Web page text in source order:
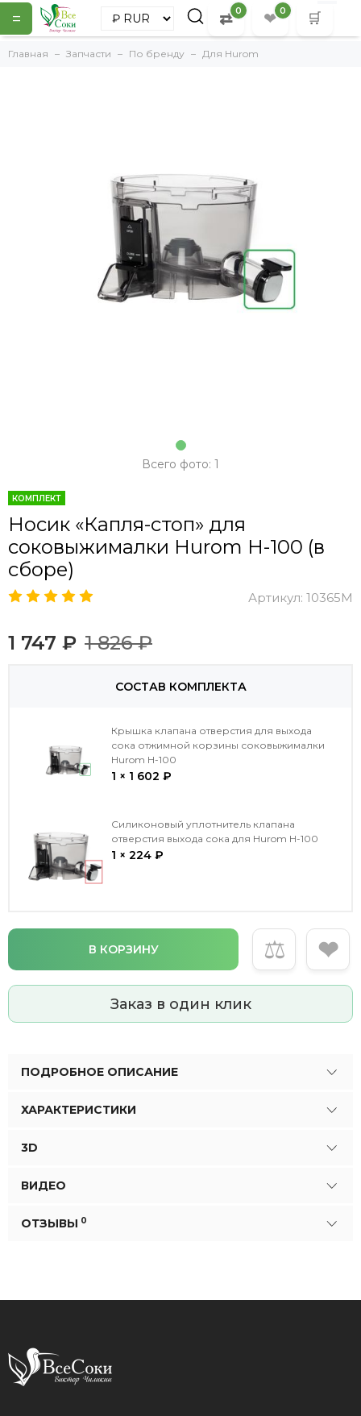
= ⇄ 0 ❤ 0 🛒
Главная Запчасти По бренду Для Hurom
Всего фото: 1
КОМПЛЕКТ
Носик «Капля-стоп» для
соковыжималки Hurom H-100 (в
сборе)
Артикул: 10365M
1 747 ₽ 1 826 ₽
СОСТАВ КОМПЛЕКТА
Крышка клапана отверстия для выхода
сока отжимной корзины соковыжималки
Hurom H-100
1 × 1 602 ₽
Силиконовый уплотнитель клапана
отверстия выхода сока для Hurom H-100
1 × 224 ₽
В КОРЗИНУ ⚖ ❤
Заказ в один клик
ПОДРОБНОЕ ОПИСАНИЕ
ХАРАКТЕРИСТИКИ
3D
ВИДЕО
ОТЗЫВЫ 0